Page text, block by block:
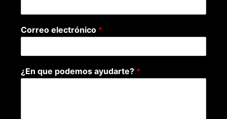
Correo electrónico *
¿En que podemos ayudarte? *